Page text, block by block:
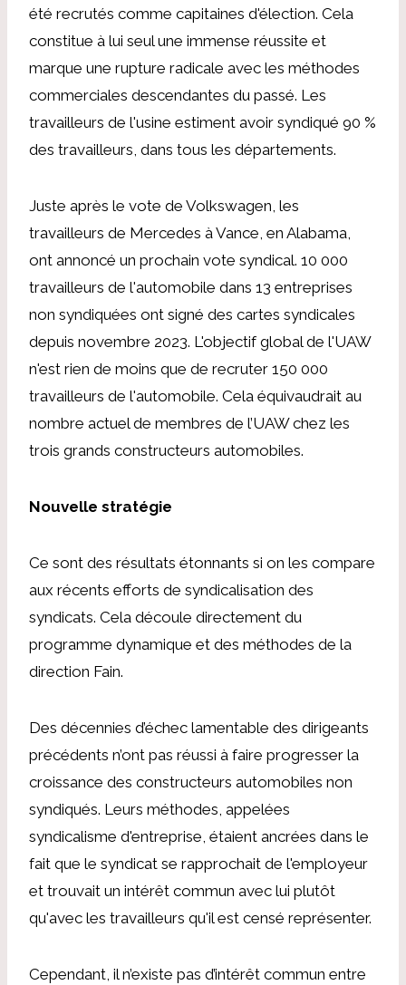
été recrutés comme capitaines d'élection. Cela
constitue à lui seul une immense réussite et
marque une rupture radicale avec les méthodes
commerciales descendantes du passé. Les
travailleurs de l'usine estiment avoir syndiqué 90 %
des travailleurs, dans tous les départements.
Juste après le vote de Volkswagen, les
travailleurs de Mercedes à Vance, en Alabama,
ont annoncé un prochain vote syndical. 10 000
travailleurs de l'automobile dans 13 entreprises
non syndiquées ont signé des cartes syndicales
depuis novembre 2023. L'objectif global de l'UAW
n'est rien de moins que de recruter 150 000
travailleurs de l'automobile. Cela équivaudrait au
nombre actuel de membres de l’UAW chez les
trois grands constructeurs automobiles.
Nouvelle stratégie
Ce sont des résultats étonnants si on les compare
aux récents efforts de syndicalisation des
syndicats. Cela découle directement du
programme dynamique et des méthodes de la
direction Fain.
Des décennies d’échec lamentable des dirigeants
précédents n’ont pas réussi à faire progresser la
croissance des constructeurs automobiles non
syndiqués. Leurs méthodes, appelées
syndicalisme d'entreprise, étaient ancrées dans le
fait que le syndicat se rapprochait de l'employeur
et trouvait un intérêt commun avec lui plutôt
qu'avec les travailleurs qu'il est censé représenter.
Cependant, il n’existe pas d’intérêt commun entre